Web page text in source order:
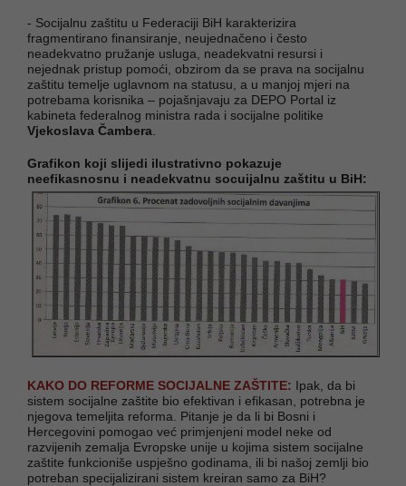
- Socijalnu zaštitu u Federaciji BiH karakterizira
fragmentirano finansiranje, neujednačeno i često
neadekvatno pružanje usluga, neadekvatni resursi i
nejednak pristup pomoći, obzirom da se prava na socijalnu
zaštitu temelje uglavnom na statusu, a u manjoj mjeri na
potrebama korisnika – pojašnjavaju za DEPO Portal iz
kabineta federalnog ministra rada i socijalne politike
Vjekoslava Čambera
Grafikon koji slijedi ilustrativno pokazuje
neefikasnosnu i neadekvatnu socuijalnu zaštitu u BiH:
KAKO DO REFORME SOCIJALNE ZAŠTITE: Ipak, da bi
sistem socijalne zaštite bio efektivan i efikasan, potrebna je
njegova temeljita reforma. Pitanje je da li bi Bosni i
Hercegovini pomogao već primjenjeni model neke od
razvijenih zemalja Evropske unije u kojima sistem socijalne
zaštite funkcioniše uspješno godinama, ili bi našoj zemlji bio
potreban specijalizirani sistem kreiran samo za BiH?